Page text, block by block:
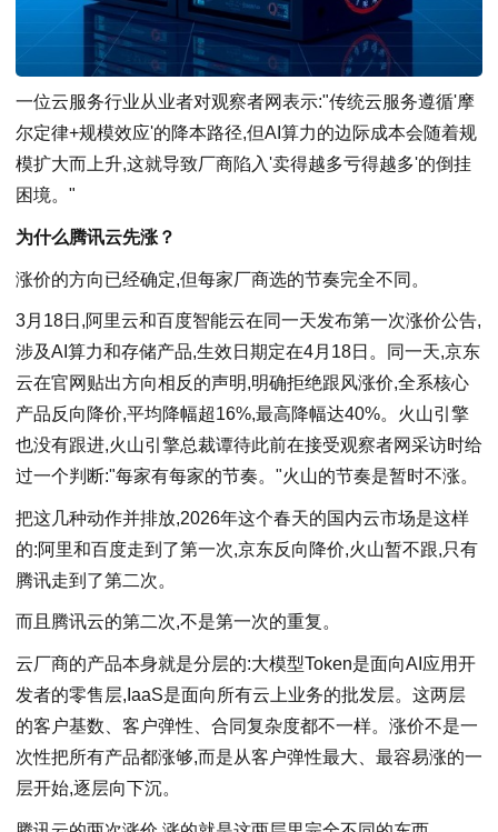
一位云服务行业从业者对观察者网表示:"传统云服务遵循'摩
尔定律+规模效应'的降本路径,但AI算力的边际成本会随着规
模扩大而上升,这就导致厂商陷入'卖得越多亏得越多'的倒挂
困境。"
为什么腾讯云先涨？
涨价的方向已经确定,但每家厂商选的节奏完全不同。
3月18日,阿里云和百度智能云在同一天发布第一次涨价公告,
涉及AI算力和存储产品,生效日期定在4月18日。同一天,京东
云在官网贴出方向相反的声明,明确拒绝跟风涨价,全系核心
产品反向降价,平均降幅超16%,最高降幅达40%。火山引擎
也没有跟进,火山引擎总裁谭待此前在接受观察者网采访时给
过一个判断:"每家有每家的节奏。"火山的节奏是暂时不涨。
把这几种动作并排放,2026年这个春天的国内云市场是这样
的:阿里和百度走到了第一次,京东反向降价,火山暂不跟,只有
腾讯走到了第二次。
而且腾讯云的第二次,不是第一次的重复。
云厂商的产品本身就是分层的:大模型Token是面向AI应用开
发者的零售层,IaaS是面向所有云上业务的批发层。这两层
的客户基数、客户弹性、合同复杂度都不一样。涨价不是一
次性把所有产品都涨够,而是从客户弹性最大、最容易涨的一
层开始,逐层向下沉。